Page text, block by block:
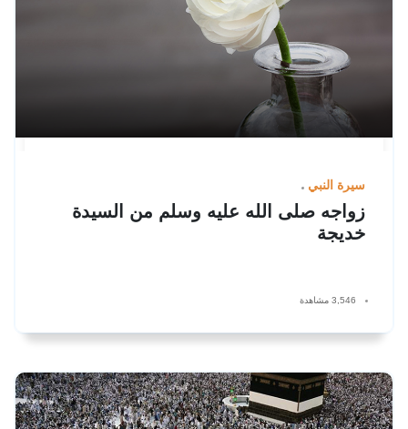
سيرة النبي
زواجه صلى الله عليه وسلم من السيدة
خديجة
3,546 مشاهدة